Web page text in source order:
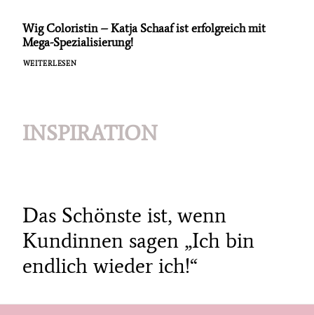
Wig Coloristin – Katja Schaaf ist erfolgreich mit
Mega-Spezialisierung!
WEITERLESEN
INSPIRATION
Das Schönste ist, wenn
Kundinnen sagen „Ich bin
endlich wieder ich!“